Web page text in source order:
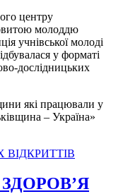
центру
молоддю
учнівської молоді
у форматі
дослідницьких
які працювали у
– Україна»
ВІДКРИТТІВ